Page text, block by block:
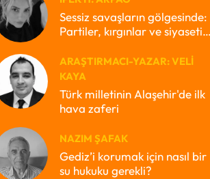
Sessiz savaşların gölgesinde:
Partiler, kırgınlar ve siyasetin
ARAŞTIRMACI-YAZAR: VELI
KAYA
Türk milletinin Alaşehir'de ilk
hava zaferi
NAZIM ŞAFAK
Gediz’i korumak için nasıl bir
su hukuku gerekli?